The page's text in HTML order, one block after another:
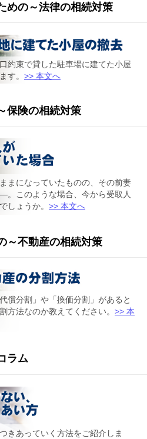
めの～法律の相続対策
約束で貸した駐車場に建てた小屋
す。 >> 本文へ
保険の相続対策
まになっていたものの、その前妻
このような場合、今から受取人
しょうか。 >> 本文へ
～不動産の相続対策
償分割」や「換価分割」があると
方法なのか教えてください。 >> 本
ラム
きあっていく方法をご紹介しま